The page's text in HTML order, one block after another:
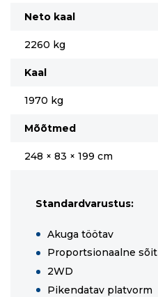
Neto kaal
2260 kg
Kaal
1970 kg
Mõõtmed
248 × 83 × 199 cm
Standardvarustus:
Akuga töötav
Proportsionaalne sõit
2WD
Pikendatav platvorm